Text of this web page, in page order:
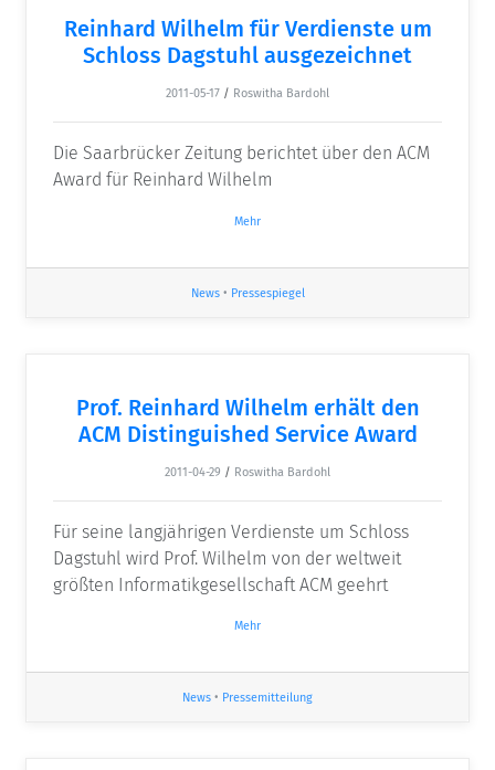
Reinhard Wilhelm für Verdienste um
Schloss Dagstuhl ausgezeichnet
2011-05-17 / Roswitha Bardohl
Die Saarbrücker Zeitung berichtet über den ACM
Award für Reinhard Wilhelm
Mehr
News• Pressespiegel
Prof. Reinhard Wilhelm erhält den
ACM Distinguished Service Award
2011-04-29 / Roswitha Bardohl
Für seine langjährigen Verdienste um Schloss
Dagstuhl wird Prof. Wilhelm von der weltweit
größten Informatikgesellschaft ACM geehrt
Mehr
News • Pressemitteilung